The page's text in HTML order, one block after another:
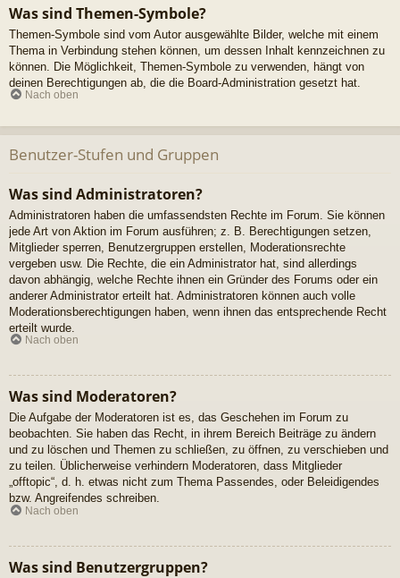
Was sind Themen-Symbole?
Themen-Symbole sind vom Autor ausgewählte Bilder, welche mit einem
Thema in Verbindung stehen können, um dessen Inhalt kennzeichnen zu
können. Die Möglichkeit, Themen-Symbole zu verwenden, hängt von
deinen Berechtigungen ab, die die Board-Administration gesetzt hat.
Nach oben
Benutzer-Stufen und Gruppen
Was sind Administratoren?
Administratoren haben die umfassendsten Rechte im Forum. Sie können
jede Art von Aktion im Forum ausführen; z. B. Berechtigungen setzen,
Mitglieder sperren, Benutzergruppen erstellen, Moderationsrechte
vergeben usw. Die Rechte, die ein Administrator hat, sind allerdings
davon abhängig, welche Rechte ihnen ein Gründer des Forums oder ein
anderer Administrator erteilt hat. Administratoren können auch volle
Moderationsberechtigungen haben, wenn ihnen das entsprechende Recht
erteilt wurde.
Nach oben
Was sind Moderatoren?
Die Aufgabe der Moderatoren ist es, das Geschehen im Forum zu
beobachten. Sie haben das Recht, in ihrem Bereich Beiträge zu ändern
und zu löschen und Themen zu schließen, zu öffnen, zu verschieben und
zu teilen. Üblicherweise verhindern Moderatoren, dass Mitglieder
„offtopic“, d. h. etwas nicht zum Thema Passendes, oder Beleidigendes
bzw. Angreifendes schreiben.
Nach oben
Was sind Benutzergruppen?